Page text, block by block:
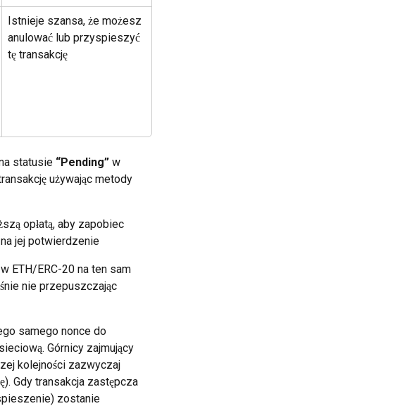
Istnieje szansa, że możesz
anulować lub przyspieszyć
tę transakcję
statusie “Pending” w
używając metody
opłatą, aby zapobiec
jej potwierdzenie
ETH/ERC-20 na ten sam
nie przepuszczając
samego nonce do
Górnicy zajmujący
kolejności zazwyczaj
Gdy transakcja zastępcza
zostanie